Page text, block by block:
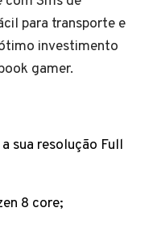
para transporte e
investimento
gamer.
sua resolução Full
8 core;